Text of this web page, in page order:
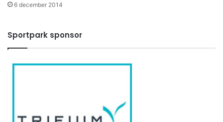
6 december 2014
Sportpark sponsor